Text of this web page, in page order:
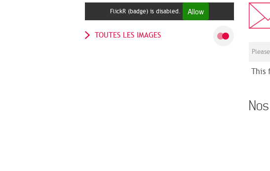
FlickR (badge) is disabled. Allow
TOUTES LES IMAGES
This